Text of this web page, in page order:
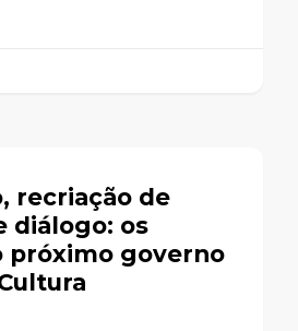
recriação de
diálogo: os
próximo governo